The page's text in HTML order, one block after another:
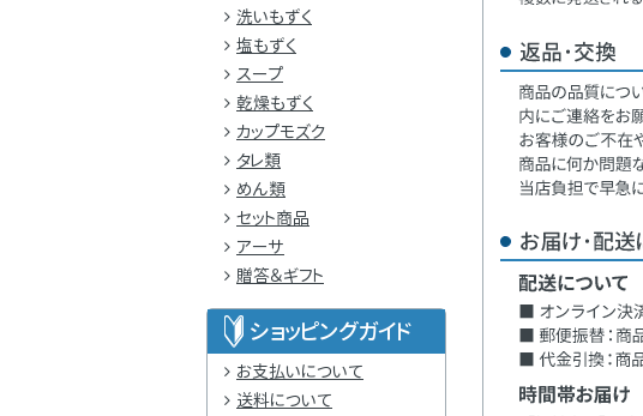
洗いもずく
塩もずく
スープ
乾燥もずく
カップモズク
タレ類
めん類
セット商品
アーサ
贈答＆ギフト
ショッピングガイド
お支払いについて
送料について